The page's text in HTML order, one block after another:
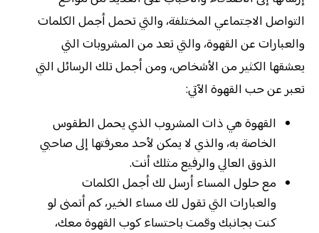
التواصل الاجتماعي المختلفة، والتي تحمل أجمل الكلمات
والعبارات عن القهوة، والتي تعد من المشروبات التي
يعشقها الكثير من الأشخاص، ومن أجمل تلك الرسائل التي
تعبر عن حب القهوة الآتي:
القهوة هي ذات المشروب الذي يحمل الطقوس
الخاصة به، والذي لا يمكن لأحد معرفتها إلى صاحبي
الذوق العالي والرفيع مثلك أنت.
مع حلول المساء أرسل لك أجمل الكلمات
والعبارات التي تقول لك مساء الخير، كم أتمنى لو
كنت بجانبك وقمت باحتساء كوب القهوة معك،